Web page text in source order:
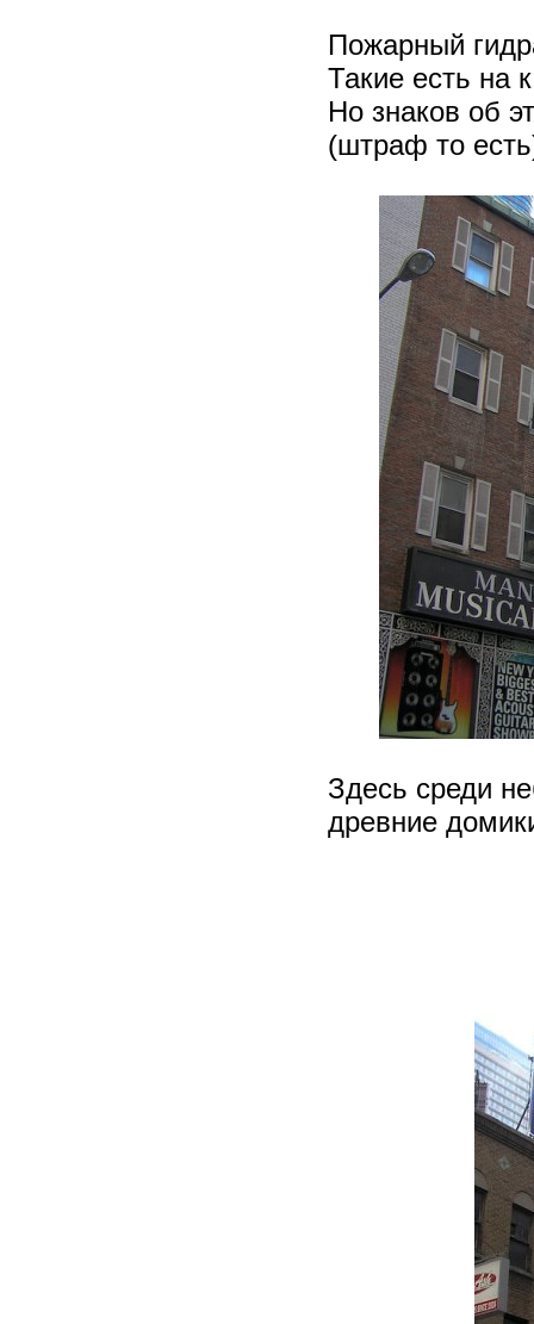
Пожарный
Такие есть на
Но знаков об
(штраф то
Здесь среди
древние